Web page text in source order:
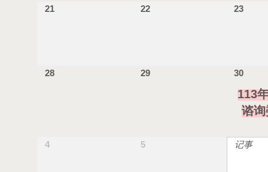
21 22 23
28 29 30
113
谘
4 5 记事